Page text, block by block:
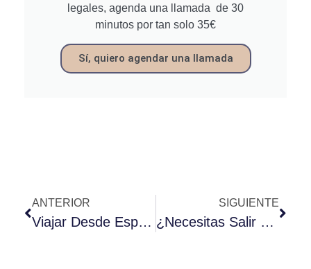
legales, agenda una llamada de 30
minutos por tan solo 35€
Sí, quiero agendar una llamada
ANTERIOR
Viajar Desde España: Cómo Obtener La Autorización De Regreso
SIGUIENTE
¿Necesitas Salir De España Por Un Período Y Tu Tarjeta De Residencia No Está Disponible?